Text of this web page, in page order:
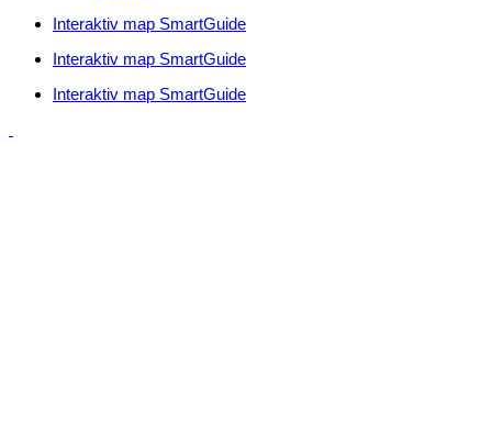
Interaktiv map SmartGuide
Interaktiv map SmartGuide
Interaktiv map SmartGuide